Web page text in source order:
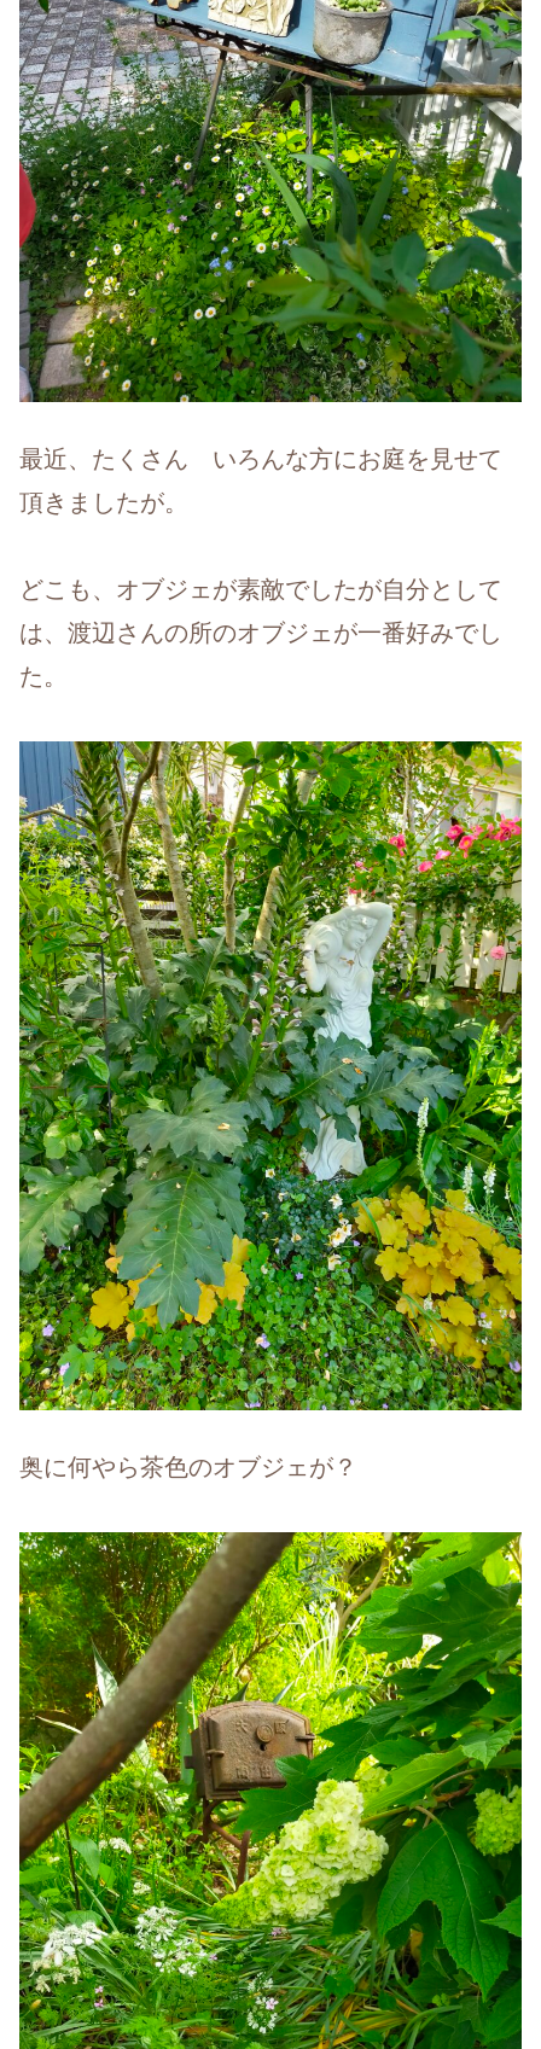
最近、たくさん いろんな方にお庭を見せて
頂きましたが。
どこも、オブジェが素敵でしたが自分として
は、渡辺さんの所のオブジェが一番好みでし
た。
奥に何やら茶色のオブジェが？